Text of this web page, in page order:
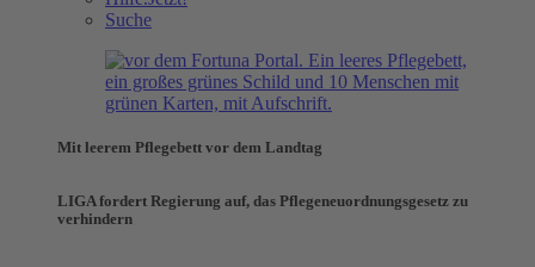
Suche
Mit leerem Pflegebett vor dem Landtag
LIGA fordert Regierung auf, das Pflegeneuordnungsgesetz zu
verhindern